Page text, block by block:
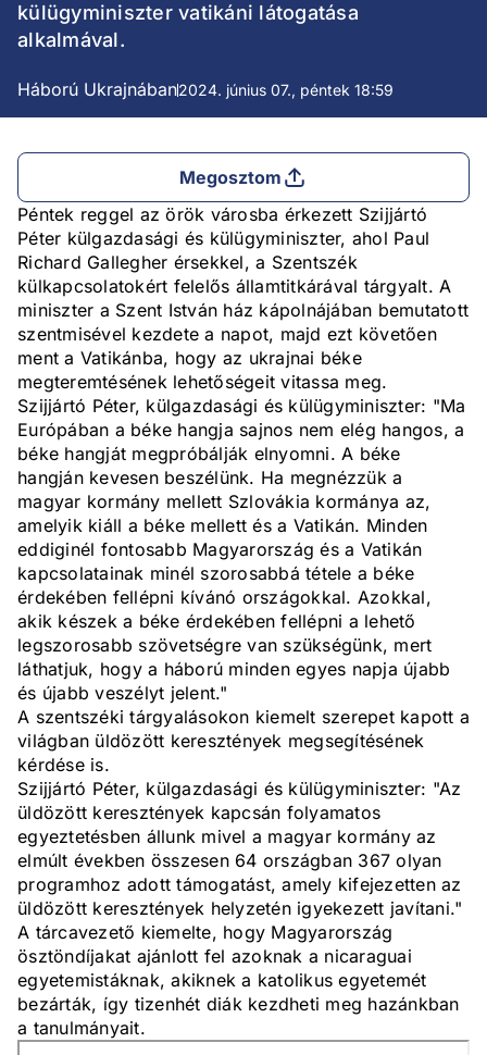
külügyminiszter vatikáni látogatása
alkalmával.
Háború Ukrajnában2024. június 07., péntek 18:59
Megosztom
Péntek reggel az örök városba érkezett Szijjártó
Péter külgazdasági és külügyminiszter, ahol Paul
Richard Gallegher érsekkel, a Szentszék
külkapcsolatokért felelős államtitkárával tárgyalt. A
miniszter a Szent István ház kápolnájában bemutatott
szentmisével kezdete a napot, majd ezt követően
ment a Vatikánba, hogy az ukrajnai béke
megteremtésének lehetőségeit vitassa meg.
Szijjártó Péter, külgazdasági és külügyminiszter: "Ma
Európában a béke hangja sajnos nem elég hangos, a
béke hangját megpróbálják elnyomni. A béke
hangján kevesen beszélünk. Ha megnézzük a
magyar kormány mellett Szlovákia kormánya az,
amelyik kiáll a béke mellett és a Vatikán. Minden
eddiginél fontosabb Magyarország és a Vatikán
kapcsolatainak minél szorosabbá tétele a béke
érdekében fellépni kívánó országokkal. Azokkal,
akik készek a béke érdekében fellépni a lehető
legszorosabb szövetségre van szükségünk, mert
láthatjuk, hogy a háború minden egyes napja újabb
és újabb veszélyt jelent."
A szentszéki tárgyalásokon kiemelt szerepet kapott a
világban üldözött keresztények megsegítésének
kérdése is.
Szijjártó Péter, külgazdasági és külügyminiszter: "Az
üldözött keresztények kapcsán folyamatos
egyeztetésben állunk mivel a magyar kormány az
elmúlt években összesen 64 országban 367 olyan
programhoz adott támogatást, amely kifejezetten az
üldözött keresztények helyzetén igyekezett javítani."
A tárcavezető kiemelte, hogy Magyarország
ösztöndíjakat ajánlott fel azoknak a nicaraguai
egyetemistáknak, akiknek a katolikus egyetemét
bezárták, így tizenhét diák kezdheti meg hazánkban
a tanulmányait.